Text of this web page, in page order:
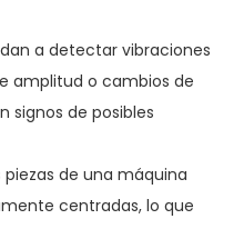
a detectar vibraciones
amplitud o cambios de
signos de posibles
piezas de una máquina
centradas, lo que